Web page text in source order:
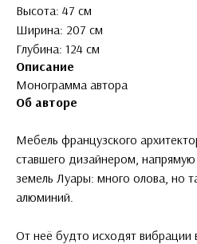
Высота: 47 см
Ширина: 207 см
Глубина: 124 см
Описание
Монограмма автора
Об авторе
Мебель французского
ставшего дизайнером,
земель Луары: много олова, но
алюминий.
От неё будто исходят вибрации